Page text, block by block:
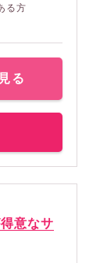
る方
る
意なサ